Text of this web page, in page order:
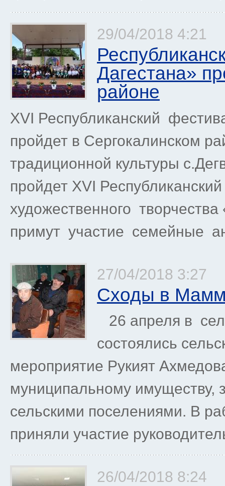
29/04/2018 4:21
Дагестана»
районе
XVI Республиканский
пройдет в Сергокалинском
традиционной культуры
пройдет XVI
художественного
примут участие семейные
27/04/2018 3:27
Сходы в
26 апреля в
состоялись
мероприятие Рукият
муниципальному имуществу,
сельскими поселениями. В
приняли участие
26/04/2018 8:24